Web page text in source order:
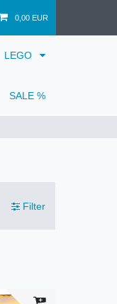
0,00 EUR
LEGO
SALE %
Filter